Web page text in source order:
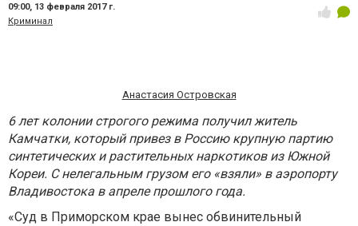
09:00, 13 февраля 2017 г.
Криминал
Анастасия Островская
6 лет колонии строгого режима получил житель
Камчатки, который привез в Россию крупную партию
синтетических и растительных наркотиков из Южной
Кореи. С нелегальным грузом его «взяли» в аэропорту
Владивостока в апреле прошлого года.
«Суд в Приморском крае вынес обвинительный